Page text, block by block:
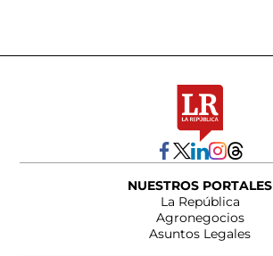
NUESTROS PORTALES
La República
Agronegocios
Asuntos Legales